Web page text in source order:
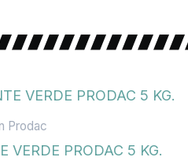
Prodac
VERDE PRODAC 5 KG.